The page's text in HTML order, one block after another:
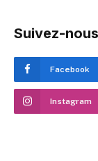
Suivez-nous
Facebook
Instagram